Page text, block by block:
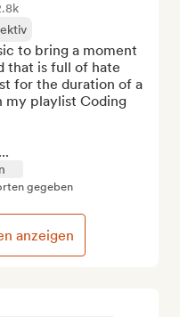
to bring a moment
that is full of hate
for the duration of a
my playlist Coding
gegeben
anzeigen